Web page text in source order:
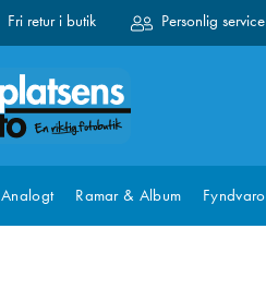
Fri retur i butik Personlig service
Analogt Ramar & Album